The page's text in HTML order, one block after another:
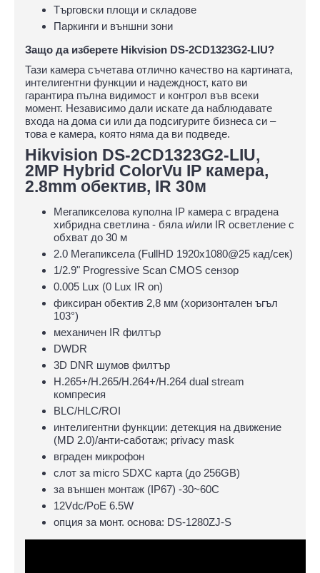
Търговски площи и складове
Паркинги и външни зони
Защо да изберете Hikvision DS-2CD1323G2-LIU?
Тази камера съчетава отлично качество на картината,
интелигентни функции и надеждност, като ви
гарантира пълна видимост и контрол във всеки
момент. Независимо дали искате да наблюдавате
входа на дома си или да подсигурите бизнеса си –
това е камера, която няма да ви подведе.
Hikvision DS-2CD1323G2-LIU,
2MP Hybrid ColorVu IP камера,
2.8mm обектив, IR 30м
Мегапикселова куполна IP камера с вградена
хибридна светлина - бяла и/или IR осветление с
обхват до 30 м
2.0 Мегапиксела (FullHD 1920x1080@25 кад/сек)
1/2.9" Progressive Scan CMOS сензор
0.005 Lux (0 Lux IR on)
фиксиран обектив 2,8 мм (хоризонтален ъгъл
103°)
механичен IR филтър
DWDR
3D DNR шумов филтър
H.265+/H.265/H.264+/H.264 dual stream
компресия
BLC/HLC/ROI
интелигентни функции: детекция на движение
(MD 2.0)/анти-саботаж; privacy mask
вграден микрофон
слот за micro SDXC карта (до 256GB)
за външен монтаж (IP67) -30~60C
12Vdc/PoE 6.5W
опция за монт. основа: DS-1280ZJ-S